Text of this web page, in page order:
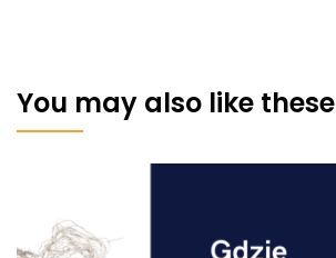
You may also like these